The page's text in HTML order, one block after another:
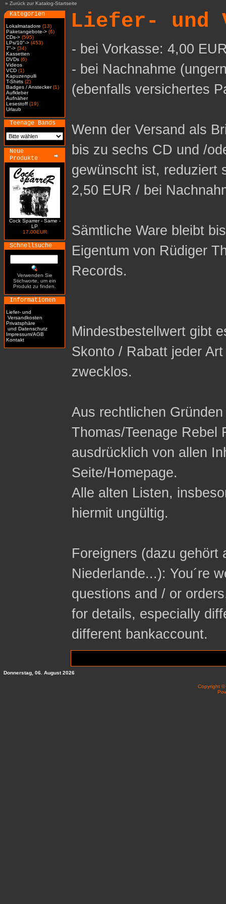
» Zurück zur Katalog-Startseite
Kategorien
Lokalmatadore (13)
Paketangebote-> (6)
CDs-> (595)
LPs/10"-> (453)
7"-> (34)
Kassetten
DVDs (6)
Videos
VCD (1)
Kapuzenpulli
T-Shirts (2)
Badges / Anstecker(1)
Aufkleber
Aufnäher
Lesestoff (19)
Urlaub
Teenage Bands
Neue
Produkte
Cock Sparrer - Same -
LP
17.00EUR
Schnellsuche
Verwenden Sie
Stichworte, um ein
Produkt zu finden.
Informationen
Liefer- und
Versandkosten
Privatsphäre
und Datenschutz
Impressum/AGB
Kontakt
Liefer- und
- bei Vorkasse: 4,00
- bei Nachnahme
(ebenfalls versichertes
Wenn der Versand als
bis zu sechs CD und /
gewünscht ist, reduziert
2,50 EUR / bei
Sämtliche Ware bleibt
Eigentum von Rüdiger
Records.
Mindestbestellwert gibt
Skonto / Rabatt jeder
zwecklos.
Aus rechtlichen
Thomas/Teenage Rebel
ausdrücklich von allen
Seite/Homepage.
Alle alten Listen,
hiermit ungültig.
Foreigners (dazu gehört
Niederlande...): You´re
questions and / or
for details, especially
different bankaccount.
Donnerstag, 06. August 2026
Copyright